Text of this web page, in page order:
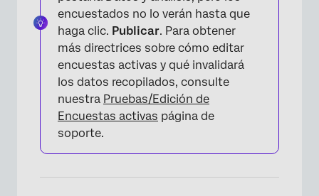
encuestados no lo verán hasta que
haga clic. Publicar. Para obtener
más directrices sobre cómo editar
encuestas activas y qué invalidará
los datos recopilados, consulte
nuestra Pruebas/Edición de
Encuestas activas página de
soporte.